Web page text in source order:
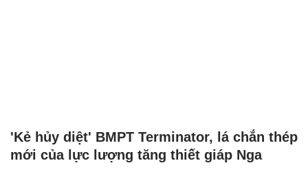
'Kẻ hủy diệt' BMPT Terminator, lá chắn thép
mới của lực lượng tăng thiết giáp Nga